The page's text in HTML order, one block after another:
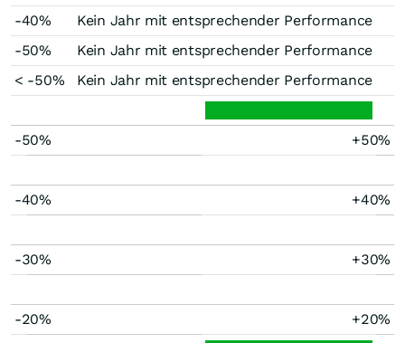
-40%
Kein Jahr mit entsprechender Performance
-50%
Kein Jahr mit entsprechender Performance
< -50%
Kein Jahr mit entsprechender Performance
-50% +50%
-40% +40%
-30% +30%
-20% +20%